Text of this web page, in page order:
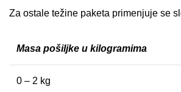
Za ostale težine paketa primenjuje se
Masa pošiljke u kilogramima
0 – 2 kg